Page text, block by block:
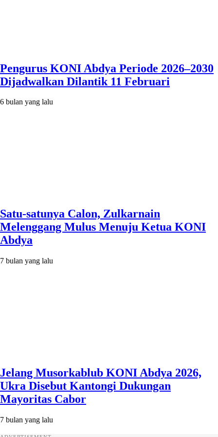
Pengurus KONI Abdya Periode 2026–2030
Dijadwalkan Dilantik 11 Februari
6 bulan yang lalu
Satu-satunya Calon, Zulkarnain
Melenggang Mulus Menuju Ketua KONI
Abdya
7 bulan yang lalu
Jelang Musorkablub KONI Abdya 2026,
Ukra Disebut Kantongi Dukungan
Mayoritas Cabor
7 bulan yang lalu